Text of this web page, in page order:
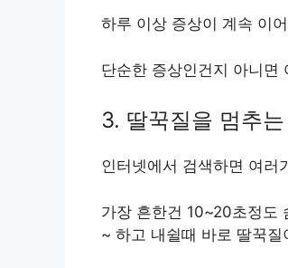
하루 이상 증상이 계속 이
단순한 증상인건지 아니면
3. 딸꾹질을 멈추
인터넷에서 검색하면 여러
가장 흔한건 10~20초정도
~ 하고 내쉴때 바로 딸꾹질